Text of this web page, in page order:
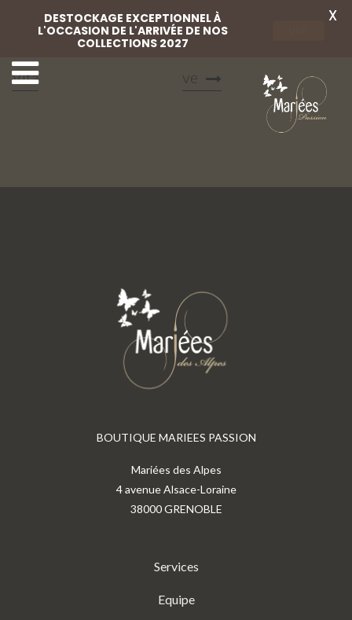
22 Mariées Passion
Vita
2 Mariées Passion Festi
ve
BOUTIQUE MARIEES PASSION
Mariées des Alpes
4 avenue Alsace-Loraine
38000 GRENOBLE
Services
Equipe
DESTOCKAGE EXCEPTIONNEL À
L'OCCASION DE L'ARRIVÉE DE NOS
COLLECTIONS 2027
X